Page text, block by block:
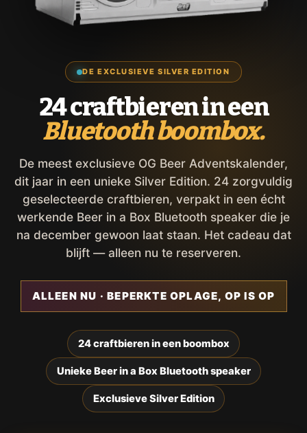
DE EXCLUSIEVE SILVER EDITION
24 craftbieren in een
Bluetooth boombox.
De meest exclusieve OG Beer Adventskalender,
dit jaar in een unieke Silver Edition. 24 zorgvuldig
geselecteerde craftbieren, verpakt in een écht
werkende Beer in a Box Bluetooth speaker die je
na december gewoon laat staan. Het cadeau dat
blijft — alleen nu te reserveren.
ALLEEN NU · BEPERKTE OPLAGE, OP IS OP
24 craftbieren in een boombox
Unieke Beer in a Box Bluetooth speaker
Exclusieve Silver Edition